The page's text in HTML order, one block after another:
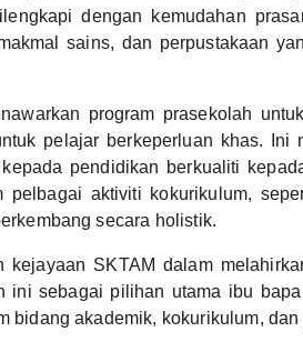
dengan kemudahan
sains, dan perpustakaan
program prasekolah
pelajar berkeperluan khas. Ini
pendidikan berkualiti
aktiviti kokurikulum,
secara holistik.
kejayaan SKTAM dalam
ini sebagai pilihan utama ibu
bidang akademik, kokurikulum,